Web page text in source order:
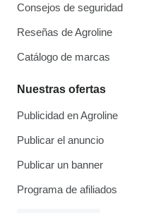
Consejos de seguridad
Reseñas de Agroline
Catálogo de marcas
Nuestras ofertas
Publicidad en Agroline
Publicar el anuncio
Publicar un banner
Programa de afiliados